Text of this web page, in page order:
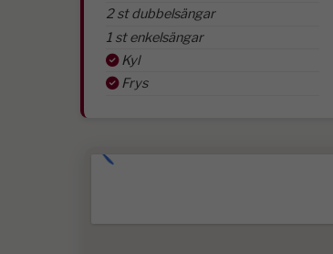
2 st dubbelsängar
1 st enkelsängar
Kyl
Frys